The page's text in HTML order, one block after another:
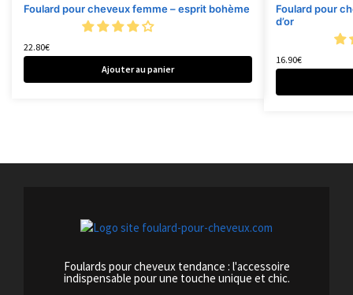
Foulard pour cheveux femme – esprit bohème
22.80€
Ajouter au panier
Foulard pour
d’or
16.90€
Foulards pour cheveux tendance : l'accessoire
indispensable pour une touche unique et chic.